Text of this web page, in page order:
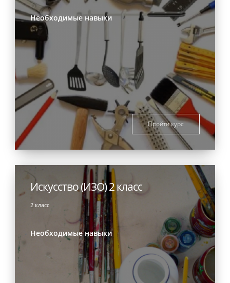
Необходимые навыки
Пройти курс
Искусство (ИЗО) 2 класс
2 класс
Необходимые навыки